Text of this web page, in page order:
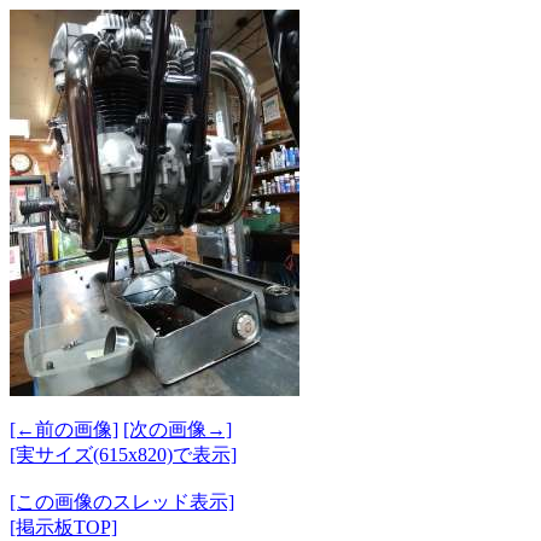
[←前の画像] [次の画像→]
[実サイズ(615x820)で表示]
[この画像のスレッド表示]
[掲示板TOP]